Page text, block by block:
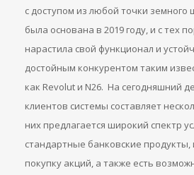
с доступом из любой точки
была основана в 2019 году, и с тех
нарастила свой функционал и
достойным конкурентом таким
как Revolut и N26. На сегодняшний
клиентов системы составляет
них предлагается широкий спектр
стандартные банковские продукты,
покупку акций, а также есть